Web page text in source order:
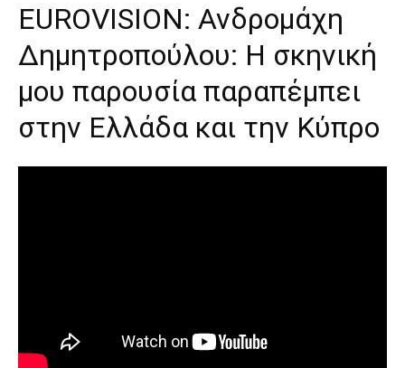
EUROVISION: Ανδρομάχη
Δημητροπούλου: Η σκηνική
μου παρουσία παραπέμπει
στην Ελλάδα και την Κύπρο